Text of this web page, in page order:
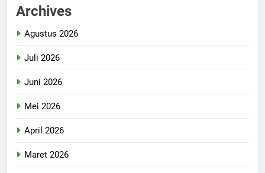
Archives
Agustus 2026
Juli 2026
Juni 2026
Mei 2026
April 2026
Maret 2026